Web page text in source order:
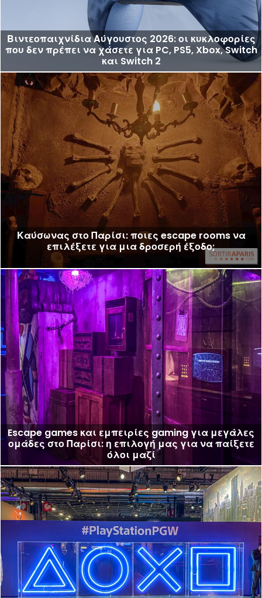
Βιντεοπαιχνίδια Αύγουστος 2026: οι κυκλοφορίες
που δεν πρέπει να χάσετε για PC, PS5, Xbox, Switch
και Switch 2
Καύσωνας στο Παρίσι: ποιες escape rooms να
επιλέξετε για μια δροσερή έξοδο;
Escape games και εμπειρίες gaming για μεγάλες
ομάδες στο Παρίσι: η επιλογή μας για να παίξετε
όλοι μαζί